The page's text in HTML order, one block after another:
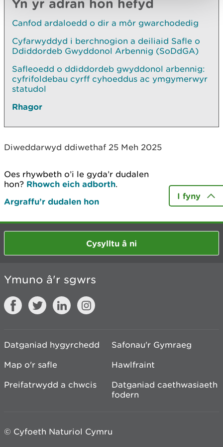
Yn yr adran hon hefyd
Canfod ardaloedd o dir a môr gwarchodedig
Cyfarwyddyd i berchnogion a deiliaid Safle o
Ddiddordeb Gwyddonol Arbennig (SoDdGA)
Safleoedd o ddiddordeb gwyddonol arbennig:
cyfrifoldebau cyrff cyhoeddus ac ymgymerwyr
statudol
Rhagor
Diweddarwyd ddiwethaf 25 Meh 2025
Oes rhywbeth o’i le gyda’r dudalen
hon? Rhowch eich adborth.
Argraffu’r dudalen hon
I fyny
Cysylltu â ni
Ymuno â'r sgwrs
Datganiad hygyrchedd
Safonau'r Gymraeg
Map o'r safle
Hawlfraint
Preifatrwydd a chwcis
Datganiad caethwasiaeth
fodern
© Cyfoeth Naturiol Cymru